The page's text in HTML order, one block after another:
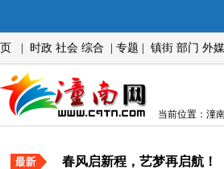
时政 社会 综合 专题 镇街 部门 外媒
当前位置：潼
春风启新程，艺梦再启航！